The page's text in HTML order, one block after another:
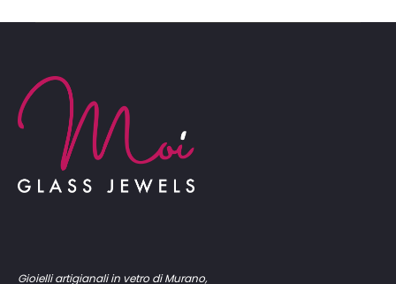
Gioielli artigianali in vetro di Murano,